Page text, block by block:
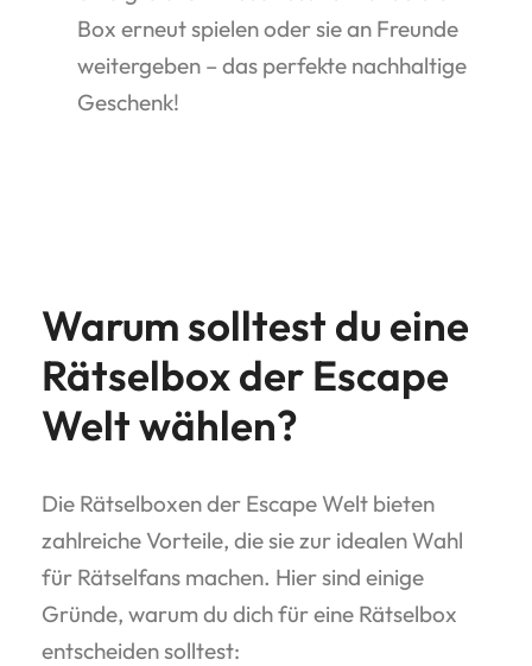
Box erneut spielen oder sie an Freunde
weitergeben – das perfekte nachhaltige
Geschenk!
Warum solltest du eine
Rätselbox der Escape
Welt wählen?
Die Rätselboxen der Escape Welt bieten
zahlreiche Vorteile, die sie zur idealen Wahl
für Rätselfans machen. Hier sind einige
Gründe, warum du dich für eine Rätselbox
entscheiden solltest: